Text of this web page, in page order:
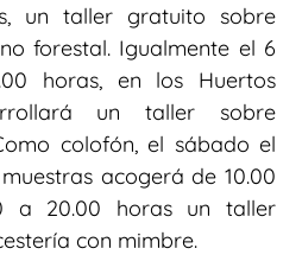
un taller gratuito sobre
forestal. Igualmente el 6
horas, en los Huertos
un taller sobre
colofón, el sábado el
acogerá de 10.00
a 20.00 horas un taller
con mimbre.